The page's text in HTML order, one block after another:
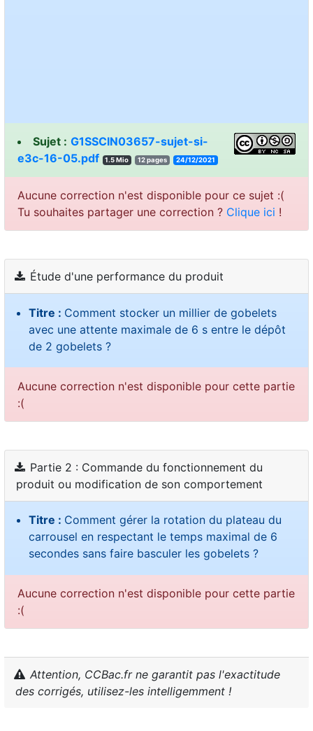
Sujet : G1SSCIN03657-sujet-si-
e3c-16-05.pdf
1.5 Mio 12 pages 24/12/2021
Aucune correction n'est disponible pour ce sujet :(
Tu souhaites partager une correction ? Clique ici !
Étude d'une performance du produit
Titre : Comment stocker un millier de gobelets
avec une attente maximale de 6 s entre le dépôt
de 2 gobelets ?
Aucune correction n'est disponible pour cette partie
:(
Partie 2 : Commande du fonctionnement du
produit ou modification de son comportement
Titre : Comment gérer la rotation du plateau du
carrousel en respectant le temps maximal de 6
secondes sans faire basculer les gobelets ?
Aucune correction n'est disponible pour cette partie
:(
Attention, CCBac.fr ne garantit pas l'exactitude
des corrigés, utilisez-les intelligemment !